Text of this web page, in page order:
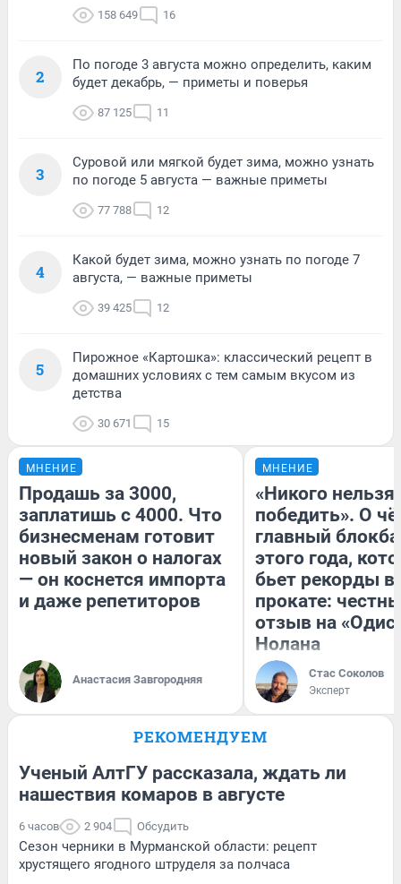
158 649 16
2
По погоде 3 августа можно определить, каким
будет декабрь, — приметы и поверья
87 125 11
3
Суровой или мягкой будет зима, можно узнать
по погоде 5 августа — важные приметы
77 788 12
4
Какой будет зима, можно узнать по погоде 7
августа, — важные приметы
39 425 12
5
Пирожное «Картошка»: классический рецепт в
домашних условиях с тем самым вкусом из
детства
30 671 15
МНЕНИЕ
Продашь за 3000,
заплатишь с 4000. Что
бизнесменам готовит
новый закон о налогах
— он коснется импорта
и даже репетиторов
Анастасия Завгородняя
МНЕНИЕ
«Никого нельзя
победить». О
главный
этого года,
бьет рекорды в
прокате:
отзыв на
Нолана
Стас Соколов
Эксперт
РЕКОМЕНДУЕМ
Ученый АлтГУ рассказала, ждать ли
нашествия комаров в августе
6 часов 2 904 Обсудить
Сезон черники в Мурманской области: рецепт
хрустящего ягодного штруделя за полчаса